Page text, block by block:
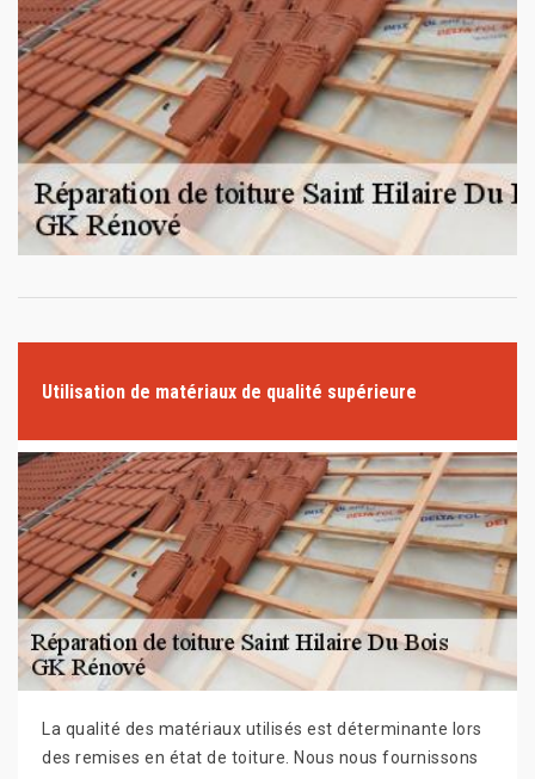
Utilisation de matériaux de qualité supérieure
La qualité des matériaux utilisés est déterminante lors
des remises en état de toiture. Nous nous fournissons